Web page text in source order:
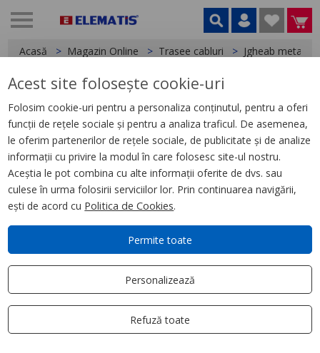
Acasă Magazin Online Trasee cabluri Jgheab metalic
< Jgheab metalic
Jgheab metalic 150X60MM
Acest site folosește cookie-uri
Folosim cookie-uri pentru a personaliza conținutul, pentru a oferi
funcții de rețele sociale și pentru a analiza traficul. De asemenea,
le oferim partenerilor de rețele sociale, de publicitate și de analize
informații cu privire la modul în care folosesc site-ul nostru.
Aceștia le pot combina cu alte informații oferite de dvs. sau
culese în urma folosirii serviciilor lor. Prin continuarea navigării,
ești de acord cu Politica de Cookies.
Permite toate
Personalizează
Refuză toate